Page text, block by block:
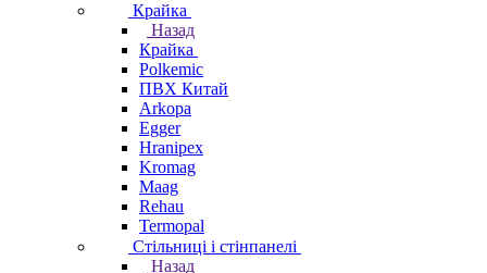
Крайка
Назад
Крайка
Polkemic
ПВХ Китай
Arkopa
Egger
Hranipex
Kromag
Maag
Rehau
Termopal
Стільниці і стінпанелі
Назад